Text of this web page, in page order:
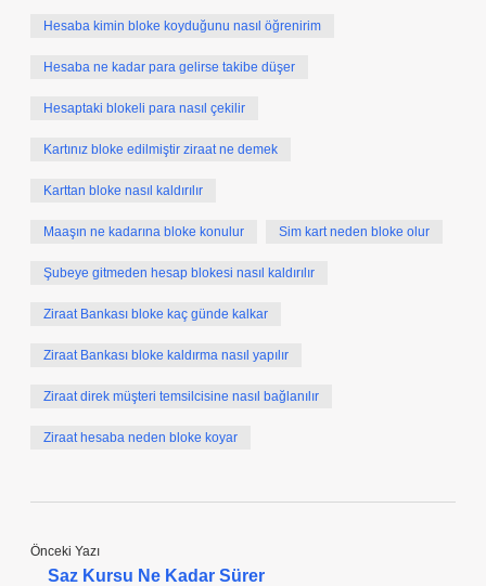
Hesaba kimin bloke koyduğunu nasıl öğrenirim
Hesaba ne kadar para gelirse takibe düşer
Hesaptaki blokeli para nasıl çekilir
Kartınız bloke edilmiştir ziraat ne demek
Karttan bloke nasıl kaldırılır
Maaşın ne kadarına bloke konulur Sim kart neden bloke olur
Şubeye gitmeden hesap blokesi nasıl kaldırılır
Ziraat Bankası bloke kaç günde kalkar
Ziraat Bankası bloke kaldırma nasıl yapılır
Ziraat direk müşteri temsilcisine nasıl bağlanılır
Ziraat hesaba neden bloke koyar
Önceki Yazı
Saz Kursu Ne Kadar Sürer